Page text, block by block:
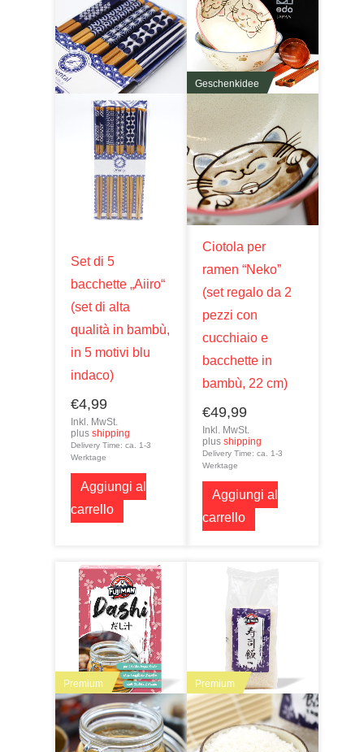
Set di 5
bacchette „Aiiro“
(set di alta
qualità in bambù,
in 5 motivi blu
indaco)
€4,99
Inkl. MwSt.
plusshipping
Delivery Time: ca. 1-3
Werktage
Aggiungi al
carrello
Geschenkidee
Ciotola per
ramen “Neko”
(set regalo da 2
pezzi con
cucchiaio e
bacchette in
bambù, 22 cm)
€49,99
Inkl. MwSt.
plusshipping
Delivery Time: ca. 1-3
Werktage
Aggiungi al
carrello
Premium Premium